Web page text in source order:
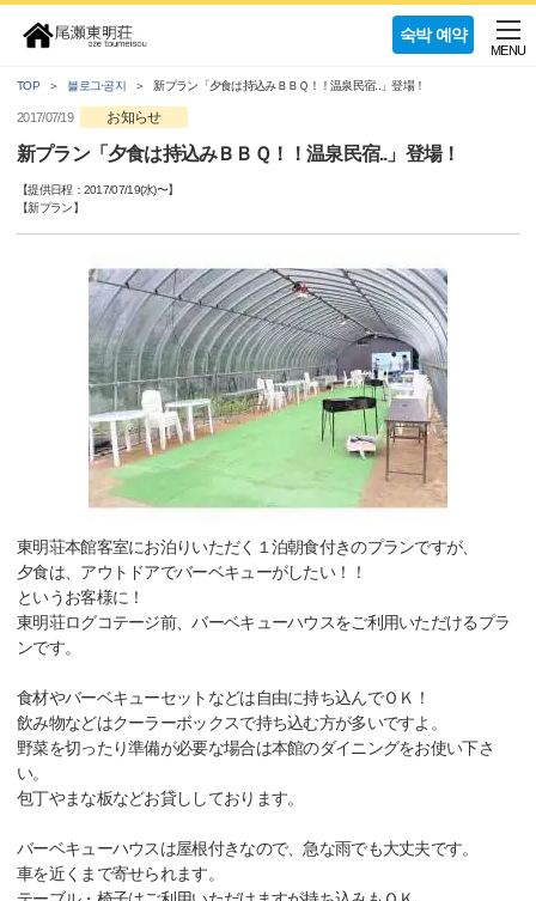
숙박 예약
MENU
TOP 블로그·공지 新プラン「夕食は持込みＢＢＱ！！温泉民宿..」登場！
2017/07/19 お知らせ
新プラン「夕食は持込みＢＢＱ！！温泉民宿..」登場！
【提供日程： 2017/07/19(水)〜】
【新プラン】
東明荘本館客室にお泊りいただく１泊朝食付きのプランですが、
夕食は、アウトドアでバーベキューがしたい！！
というお客様に！
東明荘ログコテージ前、バーベキューハウスをご利用いただけるプラ
ンです。
食材やバーベキューセットなどは自由に持ち込んでＯＫ！
飲み物などはクーラーボックスで持ち込む方が多いですよ。
野菜を切ったり準備が必要な場合は本館のダイニングをお使い下さ
い。
包丁やまな板などお貸ししております。
バーベキューハウスは屋根付きなので、急な雨でも大丈夫です。
車を近くまで寄せられます。